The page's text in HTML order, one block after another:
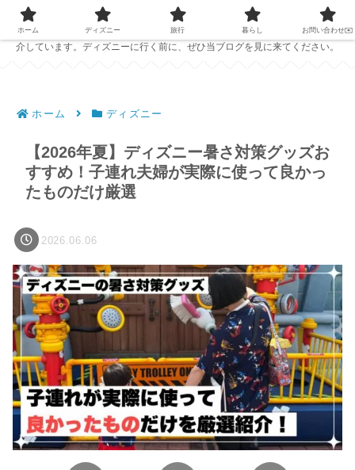
PC1台で仕事をしている夫婦が、ディズニーの準備に役立つ情報を発信中！
ホテルレビューやおすすめのパークフード、ディズニーで役立つアイテムを紹
介しています。ディズニーに行く前に、ぜひ当ブログを見に来てください。
ホーム ディズニー
【2026年夏】ディズニー暑さ対策グッズお
すすめ！子連れ夫婦が実際に使って良かっ
たものだけ厳選
2026.06.06
ホーム ディズニー 旅行 暮らし お問い合わせ✉️